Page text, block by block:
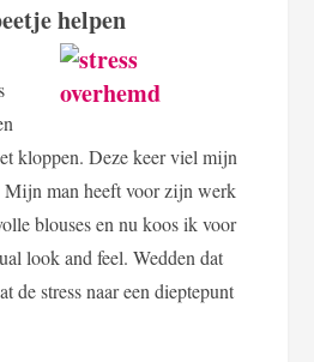
helpen
kloppen. Deze keer viel mijn
Mijn man heeft voor zijn werk
blouses en nu koos ik voor
look and feel. Wedden dat
de stress naar een dieptepunt